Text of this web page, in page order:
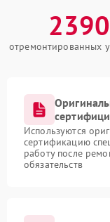
2390
отремонтированных
Используются
сертификацию
работу после
обязательств